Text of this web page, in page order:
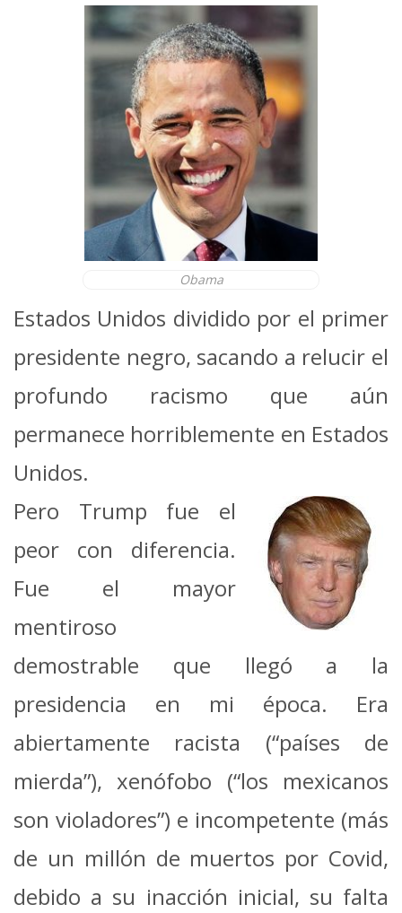
Obama
Estados Unidos dividido por el primer
presidente negro, sacando a relucir el
profundo racismo que aún
permanece horriblemente en Estados
Unidos.
Pero Trump fue el
peor con diferencia.
Fue el mayor
mentiroso
demostrable que llegó a la
presidencia en mi época. Era
abiertamente racista (“países de
mierda”), xenófobo (“los mexicanos
son violadores”) e incompetente (más
de un millón de muertos por Covid,
debido a su inacción inicial, su falta